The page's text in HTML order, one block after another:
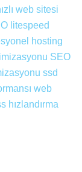
web sitesi
litespeed
hosting
SEO
ssd
web
hızlandırma